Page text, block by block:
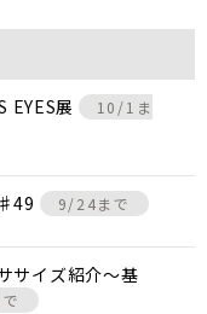
EYES展
10/1ま
9/24まで
サイズ紹介〜基